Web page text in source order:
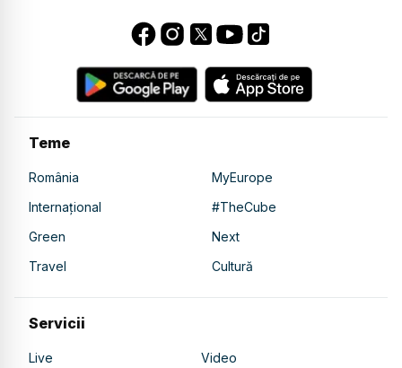
Teme
România
MyEurope
Internațional
#TheCube
Green
Next
Travel
Cultură
Servicii
Live Video